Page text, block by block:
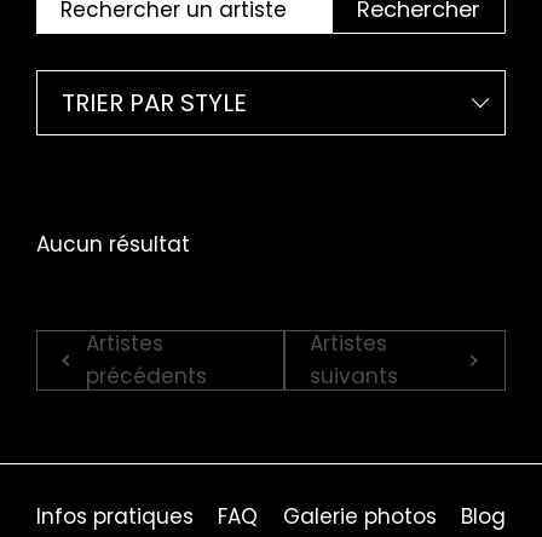
Rechercher
TRIER PAR STYLE
Aucun résultat
Artistes
précédents
Artistes
suivants
Infos pratiques FAQ Galerie photos
Blog